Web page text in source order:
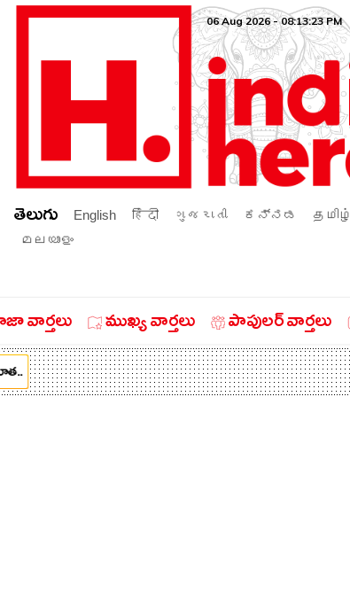
06 Aug 2026 - 08:13:23 PM
తెలుగు English हिंदी ગુજરાતી ಕನ್ನಡ தமிழ்
മലയാളം
వార్తలు ముఖ్య వార్తలు పాపులర్ వార్తలు